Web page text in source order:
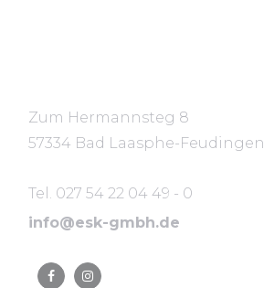
Zum Hermannsteg 8
57334 Bad Laasphe-Feudingen
Tel. 027 54 22 04 49 - 0
info@esk-gmbh.de